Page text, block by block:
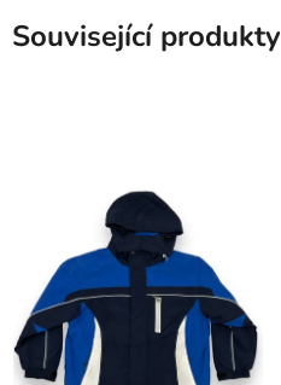
Související produkty